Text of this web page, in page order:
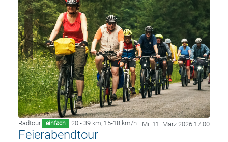
Radtour einfach 20 - 39 km, 15-18 km/h Mi. 11. März 2026 17:00
Feierabendtour